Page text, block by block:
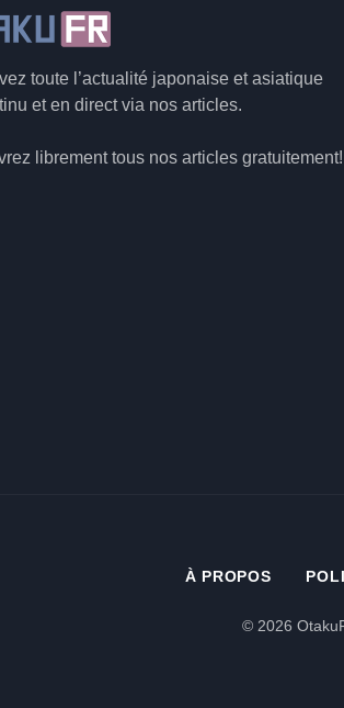
toute l’actualité japonaise et asiatique
et en direct via nos articles.
librement tous nos articles gratuitement!
À PROPOS
© 2026